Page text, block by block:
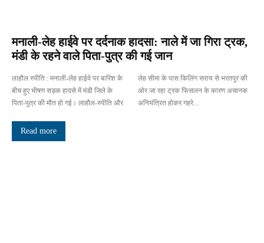
मनाली-लेह हाईवे पर दर्दनाक हादसा: नाले में जा गिरा ट्रक,
मंडी के रहने वाले पिता-पुत्र की गई जान
लाहौल स्पीति : मनाली-लेह हाईवे पर बारिश के
बीच हुए भीषण सड़क हादसे में मंडी जिले के
पिता-पुत्र की मौत हो गई। लाहौल-स्पीति और
लेह सीमा के पास किलिंग सराय से भरतपुर की
ओर जा रहा ट्रक फिसलन के कारण अचानक
अनियंत्रित होकर गहरे...
Read more